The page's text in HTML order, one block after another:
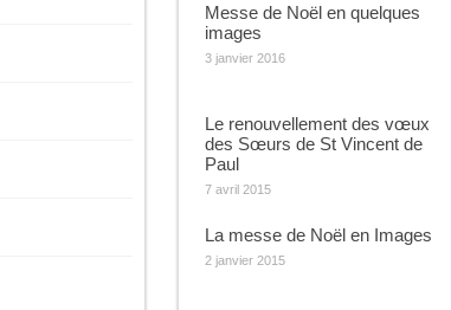
Messe de Noël en quelques
images
3 janvier 2016
Le renouvellement des vœux
des Sœurs de St Vincent de
Paul
7 avril 2015
La messe de Noël en Images
2 janvier 2015